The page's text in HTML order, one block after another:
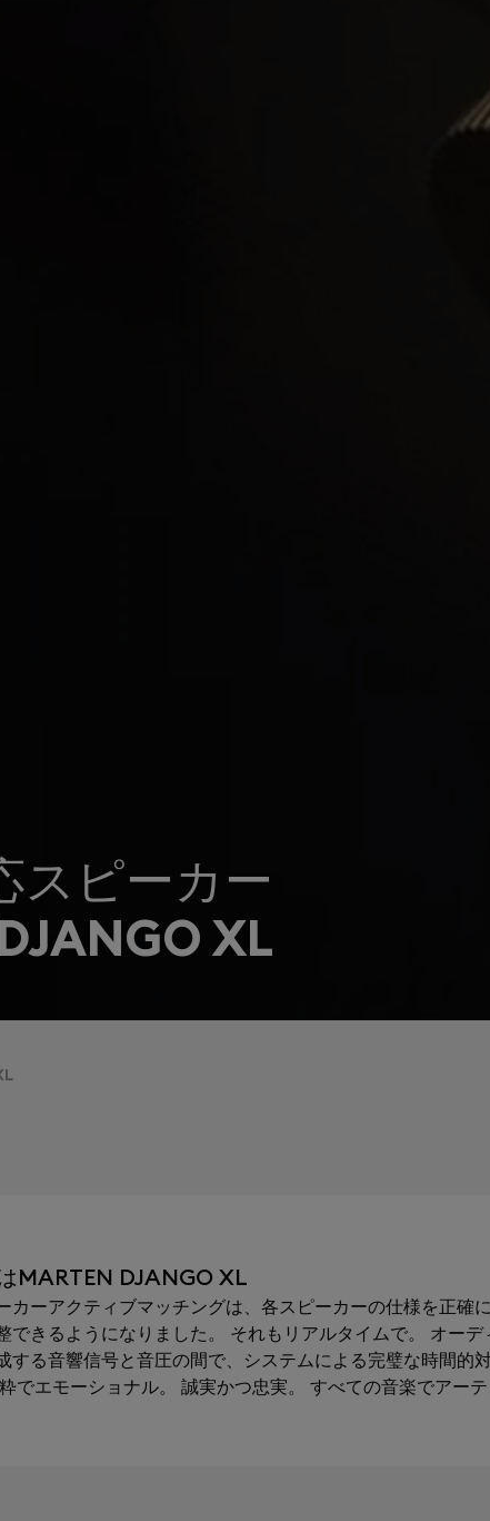
スピーカー
XL
MARTEN DJANGO XL
カーアクティブマッチングは、各スピーカーの仕様を正
できるようになりました。 それもリアルタイムで。 オー
する音響信号と音圧の間で、システムによる完璧な時間的
でエモーショナル。 誠実かつ忠実。 すべての音楽でアーテ